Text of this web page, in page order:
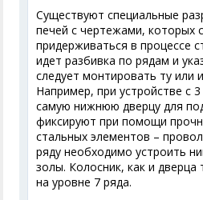
Существуют специальные
печей с чертежами, которых
придерживаться в процессе
идет разбивка по рядам и
следует монтировать ту или
Например, при устройстве с
самую нижнюю дверцу для
фиксируют при помощи
стальных элементов –
ряду необходимо устроить
золы. Колосник, как и
на уровне 7 ряда.